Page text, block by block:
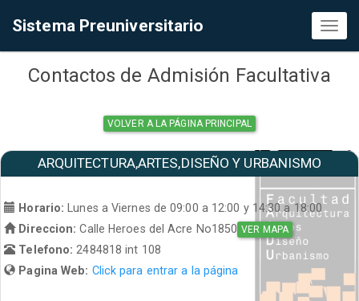
Sistema Preuniversitario
Contactos de Admisión Facultativa
VOLVER A LA PÁGINA PRINCIPAL
ARQUITECTURA,ARTES,DISEÑO Y URBANISMO
Horario:
Lunes a Viernes de 09:00 a 12:00 y 14:30 a 18:00
Direccion: Calle Heroes del Acre No1850 VER MAPA
Telefono: 2484818 int 108
Pagina Web: Click para entrar a la página